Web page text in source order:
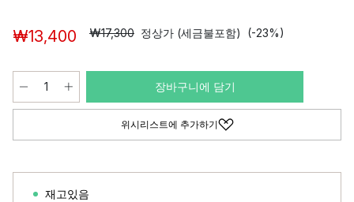
₩13,400 ₩17,300 정상가 (세금불포함) (-23%)
장바구니에 담기
위시리스트에 추가하기
재고있음